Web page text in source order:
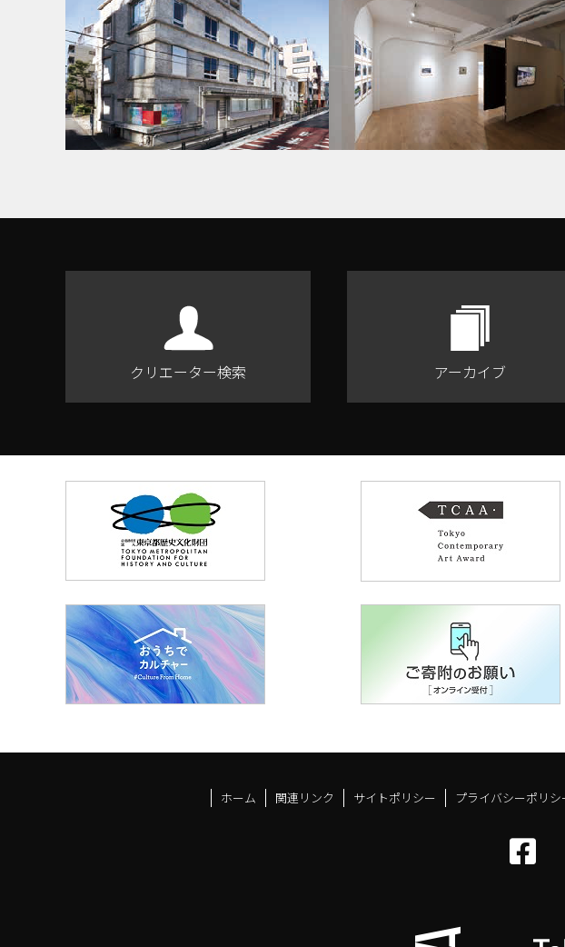
クリエーター検索 アーカイブ
ホーム 関連リンク サイトポリシー プライバシーポリシ